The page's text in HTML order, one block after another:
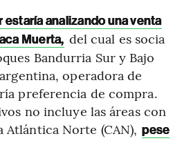
estaría analizando una venta
Muerta, del cual es socia
Bandurria Sur y Bajo
operadora de
preferencia de compra.
no incluye las áreas con
Atlántica Norte (CAN), pese